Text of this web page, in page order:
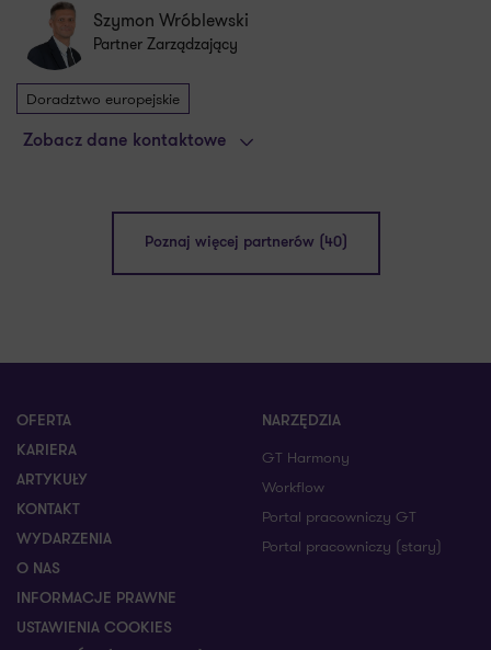
Szymon Wróblewski
Partner Zarządzający
Doradztwo europejskie
Zobacz dane kontaktowe
Poznaj więcej partnerów (40)
OFERTA
KARIERA
ARTYKUŁY
KONTAKT
WYDARZENIA
O NAS
INFORMACJE PRAWNE
USTAWIENIA COOKIES
NARZĘDZIA
GT Harmony
Workflow
Portal pracowniczy GT
Portal pracowniczy (stary)